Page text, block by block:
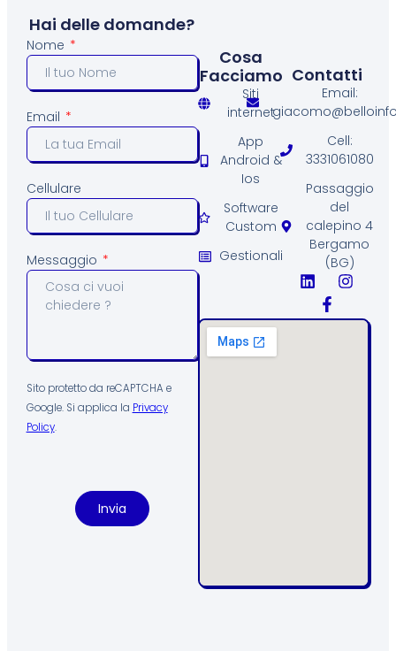
Hai delle domande?
Nome
Email
Cellulare
Messaggio
Sito protetto da reCAPTCHA e
Google. Si applica la Privacy
Policy.
Invia
Cosa
Facciamo
Siti
internet
App
Android &
Ios
Software
Custom
Gestionali
Contatti
Email:
Cell:
3331061080
Passaggio
del
calepino 4
Bergamo
(BG)